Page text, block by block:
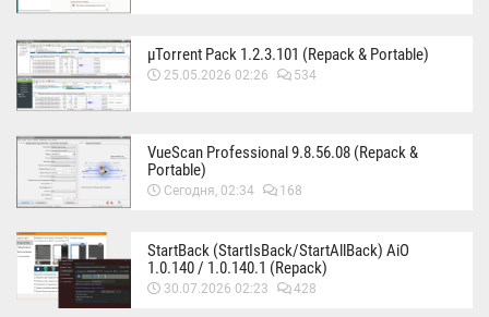
µTorrent Pack 1.2.3.101 (Repack & Portable)
25.05.2026 02:26 534
VueScan Professional 9.8.56.08 (Repack &
Portable)
Сегодня, 02:34 168
StartBack (StartIsBack/StartAllBack) AiO
1.0.140 / 1.0.140.1 (Repack)
30.07.2026 02:23 428